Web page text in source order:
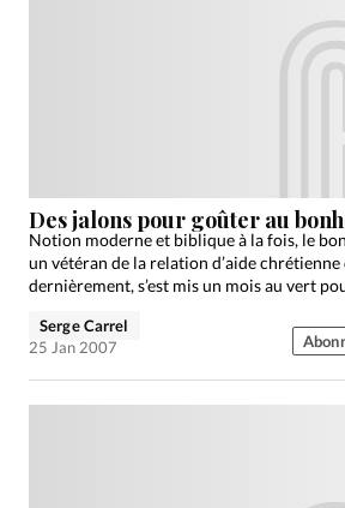
Des jalons pour goûter au
Notion moderne et biblique à la fois, le
un vétéran de la relation d’aide
dernièrement, s’est mis un mois au vert
Serge Carrel
25 Jan 2007